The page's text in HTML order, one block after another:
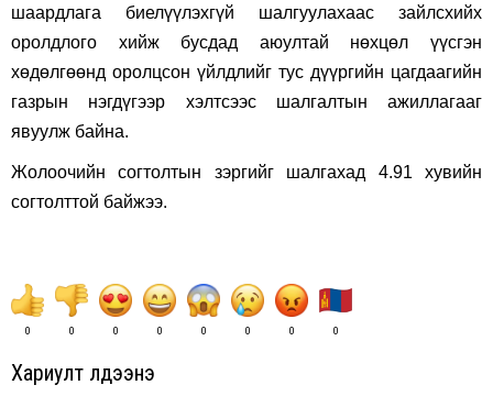
шаардлага биелүүлэхгүй шалгуулахаас зайлсхийх
оролдлого хийж бусдад аюултай нөхцөл үүсгэн
хөдөлгөөнд оролцсон үйлдлийг тус дүүргийн цагдаагийн
газрын нэгдүгээр хэлтсээс шалгалтын ажиллагааг
явуулж байна.
Жолоочийн согтолтын зэргийг шалгахад 4.91 хувийн
согтолттой байжээ.
0 0 0 0 0 0 0 0
Хариулт үлдээнэ үү